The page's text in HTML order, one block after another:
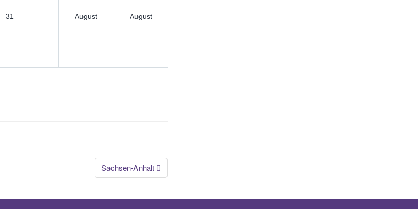
31 August August
Sachsen-Anhalt